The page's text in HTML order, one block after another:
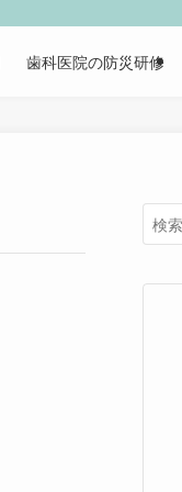
歯科医院の防災研修